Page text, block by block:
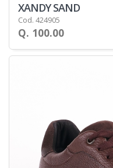
XANDY SAND
Cod. 424905
Q. 100.00